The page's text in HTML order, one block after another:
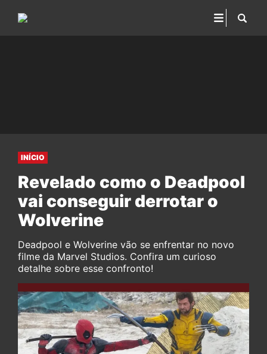
INÍCIO
Revelado como o Deadpool
vai conseguir derrotar o
Wolverine
Deadpool e Wolverine vão se enfrentar no novo
filme da Marvel Studios. Confira um curioso
detalhe sobre esse confronto!